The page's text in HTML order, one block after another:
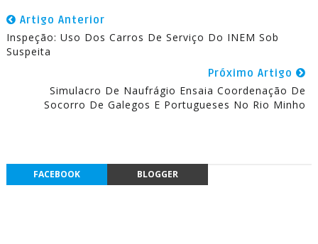
Artigo Anterior
Inspeção: Uso Dos Carros De Serviço Do INEM Sob
Suspeita
Próximo Artigo
Simulacro De Naufrágio Ensaia Coordenação De
Socorro De Galegos E Portugueses No Rio Minho
FACEBOOK BLOGGER